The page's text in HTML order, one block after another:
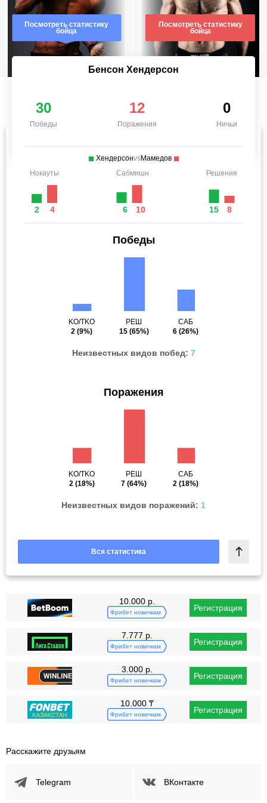
Посмотреть статистику
бойца
Посмотреть статистику
бойца
Бенсон Хендерсон
30
Победы
12
Поражения
0
Ничьи
ХендерсонvsМамедов
Нокауты
2 4
Сабмишн
6 10
Решения
15 8
Победы
KO/TKO
2 (9%)
РЕШ
15(65%)
САБ
6 (26%)
Неизвестных видов побед: 7
Поражения
KO/TKO
2(18%)
РЕШ
7 (64%)
САБ
2 (18%)
Неизвестных видов поражений: 1
Вся статистика
10.000 р.
Фрибет новичкам Регистрация
7.777 р.
Фрибет новичкам Регистрация
3.000 р.
Фрибет новичкам Регистрация
10.000 ₸
Фрибет новичкам Регистрация
Расскажите друзьям
Telegram ВКонтакте